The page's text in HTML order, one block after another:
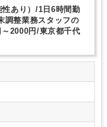
談OK
定時早め
未満 残業20時間未満
会計 PCA 魔法陣
性あり）/1日6時間勤
調整業務スタッフの
2000円/東京都千代